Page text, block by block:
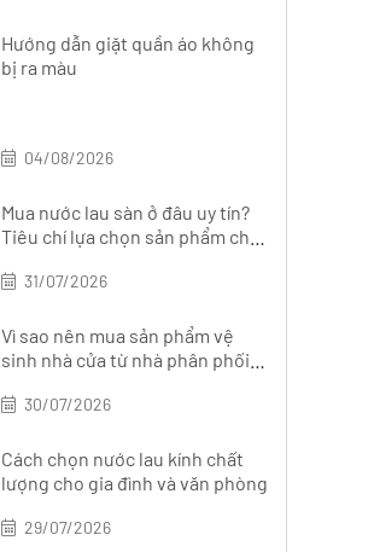
Hướng dẫn giặt quần áo không
bị ra màu
04/08/2026
Mua nước lau sàn ở đâu uy tín?
Tiêu chí lựa chọn sản phẩm chất
31/07/2026
Vì sao nên mua sản phẩm vệ
sinh nhà cửa từ nhà phân phối
30/07/2026
Cách chọn nước lau kính chất
lượng cho gia đình và văn phòng
29/07/2026